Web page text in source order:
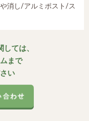
消し/アルミポスト/ス
ては、
まで
い